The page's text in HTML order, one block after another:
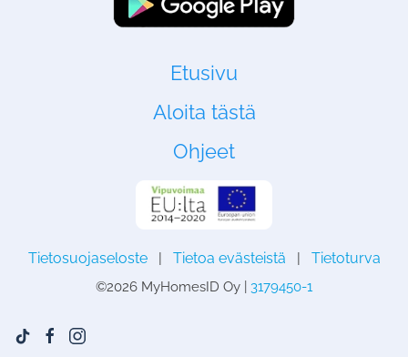
Etusivu
Aloita tästä
Ohjeet
Tietosuojaseloste| Tietoa evästeistä Tietoturva
©2026 MyHomesID Oy | 3179450-1